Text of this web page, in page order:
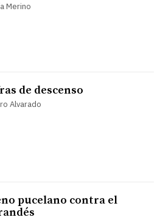
Merino
de descenso
Alvarado
pucelano contra el